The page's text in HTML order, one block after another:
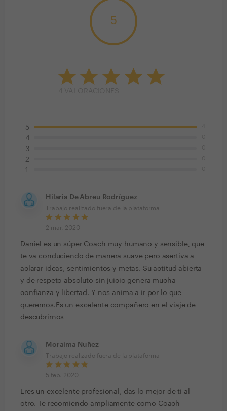
5
5
4
3
2
1
Hilaria De Abreu Rodríguez
Trabajo realizado fuera de la plataforma
2 mar. 2020
Daniel es un súper Coach muy humano y sensible, que
te va conduciendo de manera suave pero asertiva a
aclarar ideas, sentimientos y metas. Su actitud abierta
y de respeto absoluto sin juicio genera mucha
confianza y libertad. Y nos anima a ir por lo que
queremos.Es un excelente compañero en el viaje de
descubrirnos
Moraima Nuñez
Trabajo realizado fuera de la plataforma
5 feb. 2020
Eres un excelente profesional, das lo mejor de ti al
otro. Te recomiendo ampliamente como Coach